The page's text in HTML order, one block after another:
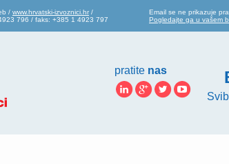
/ www.hrvatski-izvoznici.hr /
796 / faks: +385 1 4923 797
Email se ne prikazuje
Pogledajte ga u vašem
pratite nas